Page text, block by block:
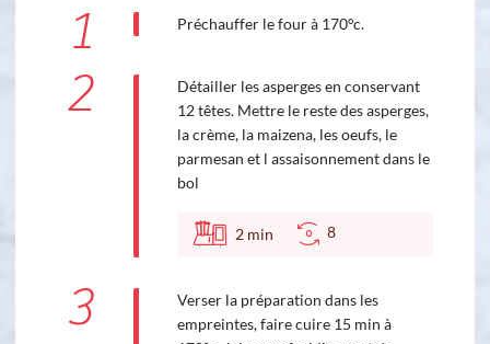
1 Préchauffer le four à 170°c.
2
Détailler les asperges en conservant
12 têtes. Mettre le reste des asperges,
la crème, la maizena, les oeufs, le
parmesan et l assaisonnement dans le
bol
2 min 8
3
Verser la préparation dans les
empreintes, faire cuire 15 min à